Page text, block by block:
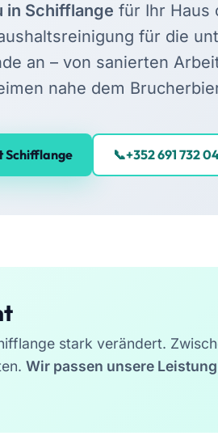
in Schifflange für Ihr Haus
für die
an – von sanierten
nahe dem
Schifflange +352 691 732
stark verändert.
Wir passen unsere